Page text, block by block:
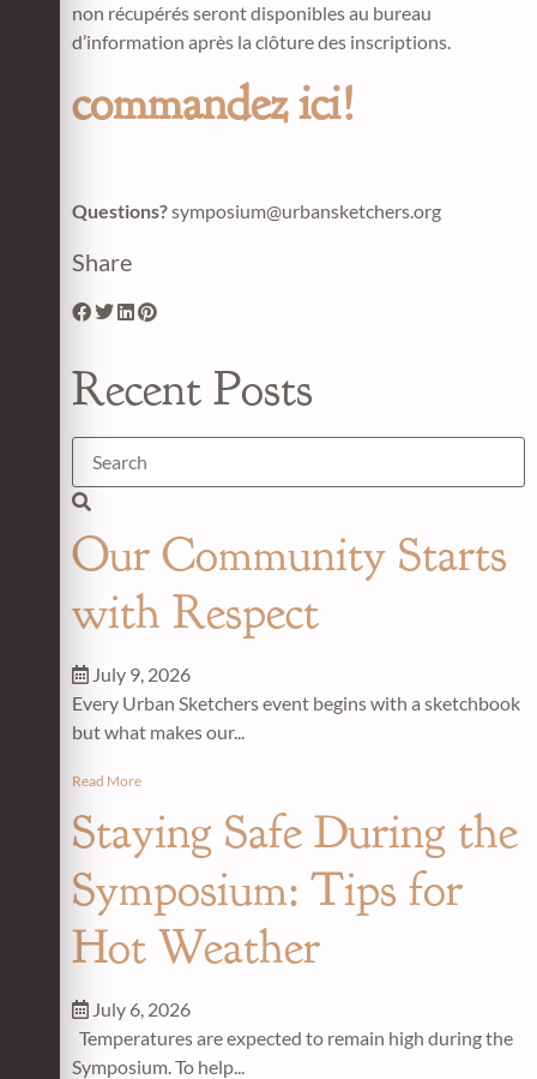
non récupérés seront disponibles au bureau
d’information après la clôture des inscriptions.
commandez ici!
Questions?symposium@urbansketchers.org
Share
Recent Posts
Our Community Starts
with Respect
July 9, 2026
Every Urban Sketchers event begins with a sketchbook
but what makes our...
Read More
Staying Safe During the
Symposium: Tips for
Hot Weather
July 6, 2026
Temperatures are expected to remain high during the
Symposium. To help...